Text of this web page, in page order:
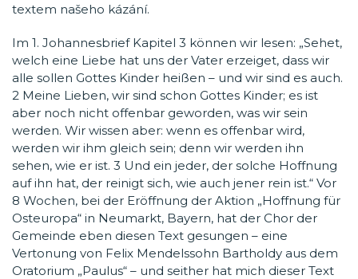
textem našeho kázání.
Im 1. Johannesbrief Kapitel 3 können wir lesen: „Sehet,
welch eine Liebe hat uns der Vater erzeiget, dass wir
alle sollen Gottes Kinder heißen – und wir sind es auch.
2 Meine Lieben, wir sind schon Gottes Kinder; es ist
aber noch nicht offenbar geworden, was wir sein
werden. Wir wissen aber: wenn es offenbar wird,
werden wir ihm gleich sein; denn wir werden ihn
sehen, wie er ist. 3 Und ein jeder, der solche Hoffnung
auf ihn hat, der reinigt sich, wie auch jener rein ist.“ Vor
8 Wochen, bei der Eröffnung der Aktion „Hoffnung für
Osteuropa“ in Neumarkt, Bayern, hat der Chor der
Gemeinde eben diesen Text gesungen – eine
Vertonung von Felix Mendelssohn Bartholdy aus dem
Oratorium „Paulus“ – und seither hat mich dieser Text